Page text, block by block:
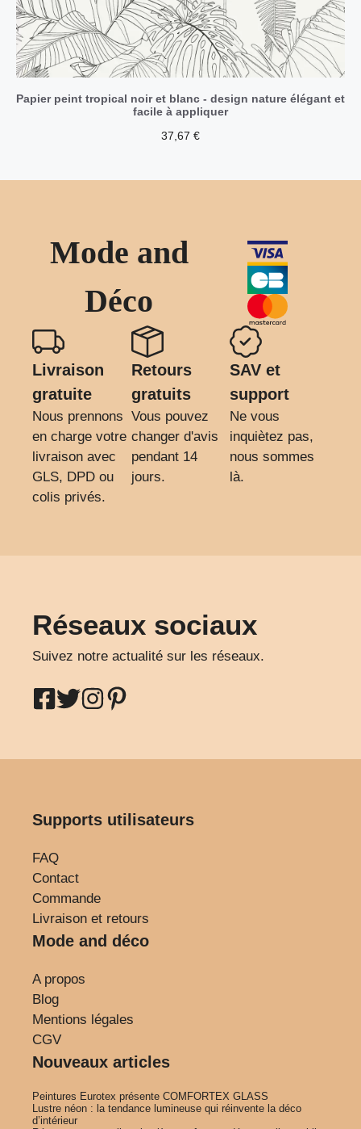
Papier peint tropical noir et blanc - design nature élégant et
facile à appliquer
37,67 €
Mode and
Déco
Livraison
gratuite
Nous prennons
en charge votre
livraison avec
GLS, DPD ou
colis privés.
Retours
gratuits
Vous pouvez
changer d'avis
pendant 14
jours.
SAV et
support
Ne vous
inquiètez pas,
nous sommes
là.
Réseaux sociaux
Suivez notre actualité sur les réseaux.
Supports utilisateurs
FAQ
Contact
Commande
Livraison et retours
Mode and déco
A propos
Blog
Mentions légales
CGV
Nouveaux articles
Peintures Eurotex présente COMFORTEX GLASS
Lustre néon : la tendance lumineuse qui réinvente la déco
d’intérieur